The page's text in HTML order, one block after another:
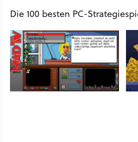
Die 100 besten PC-